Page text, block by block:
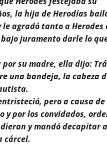
la hija de Herodías
le agradó tanto a Herodes
juramento darle lo
su madre, ella dijo:
una bandeja, la cabeza
pero a causa de
y por los convidados,
y mandó decapitar a
cárcel.